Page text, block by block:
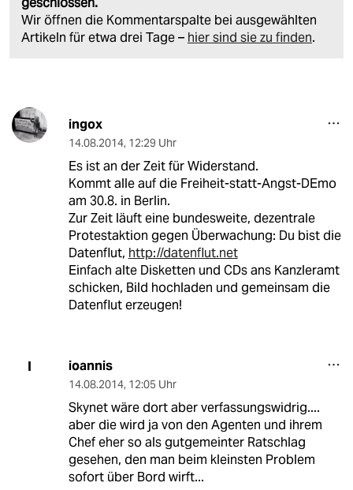
Wir öffnen die Kommentarspalte bei ausgewählten
Artikeln für etwa drei Tage – hier sind sie zu finden.
ingox
14.08.2014, 12:29 Uhr
Es ist an der Zeit für Widerstand.
Kommt alle auf die Freiheit-statt-Angst-DEmo
am 30.8. in Berlin.
Zur Zeit läuft eine bundesweite, dezentrale
Protestaktion gegen Überwachung: Du bist die
Datenflut, http://datenflut.net
Einfach alte Disketten und CDs ans Kanzleramt
schicken, Bild hochladen und gemeinsam die
Datenflut erzeugen!
I ioannis
14.08.2014, 12:05 Uhr
Skynet wäre dort aber verfassungswidrig....
aber die wird ja von den Agenten und ihrem
Chef eher so als gutgemeinter Ratschlag
gesehen, den man beim kleinsten Problem
sofort über Bord wirft...